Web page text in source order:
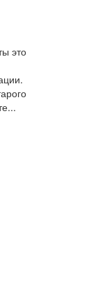
это